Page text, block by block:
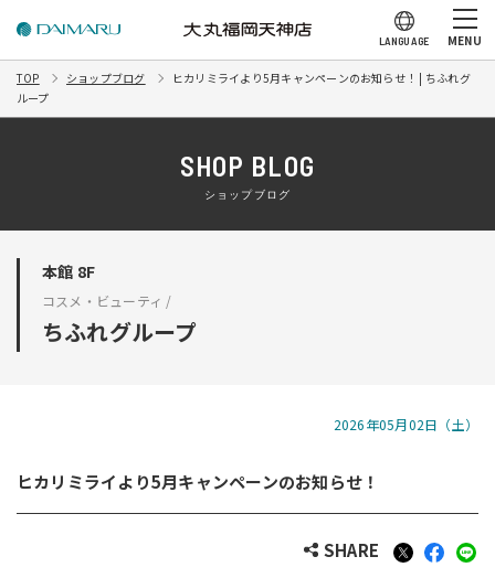
LANGUAGE MENU
TOP ショップブログ
ヒカリミライより5月キャンペーンのお知らせ！ | ちふれグ
ループ
SHOP BLOG
ショップブログ
本館 8F
コスメ・ビューティ /
ちふれグループ
2026年05月02日（土）
ヒカリミライより5月キャンペーンのお知らせ！
SHARE